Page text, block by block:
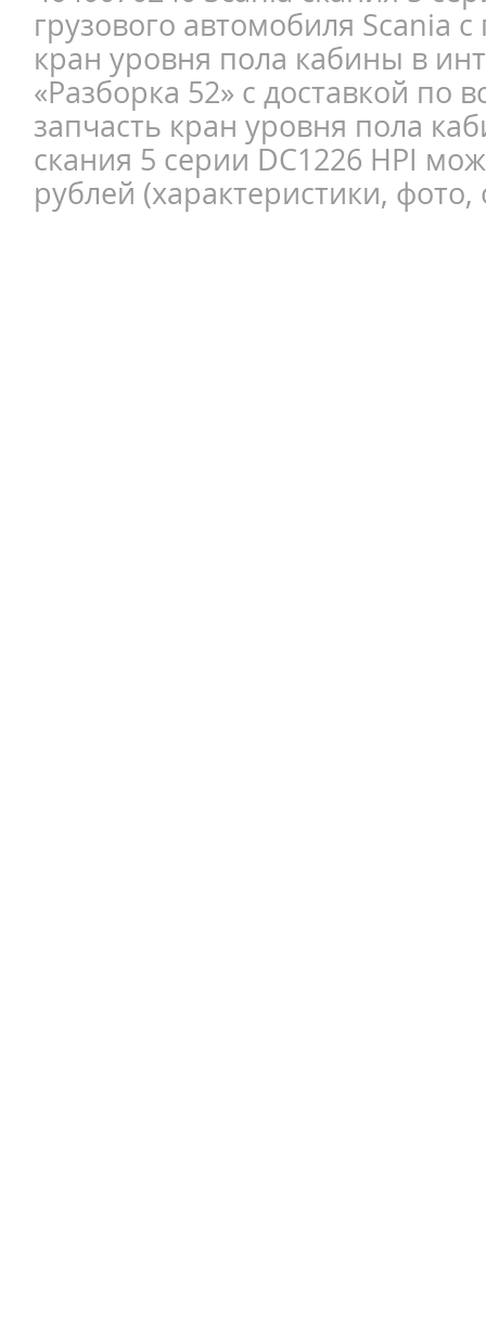
грузового автомобиля Scania
кран уровня пола кабины в
«Разборка 52» с доставкой по
запчасть кран уровня пола
скания 5 серии DC1226 HPI
рублей (характеристики,